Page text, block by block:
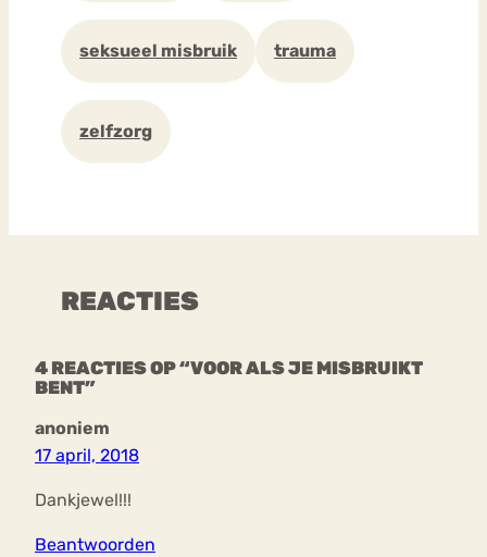
seksueel misbruik trauma
zelfzorg
REACTIES
4 REACTIES OP “VOOR ALS JE MISBRUIKT
BENT”
anoniem
17 april, 2018
Dankjewel!!!
Beantwoorden